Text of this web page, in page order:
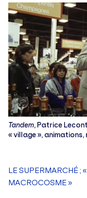
Tandem, Patrice
« village »,
LE SUPERMARCHÉ ;
MACROCOSME »